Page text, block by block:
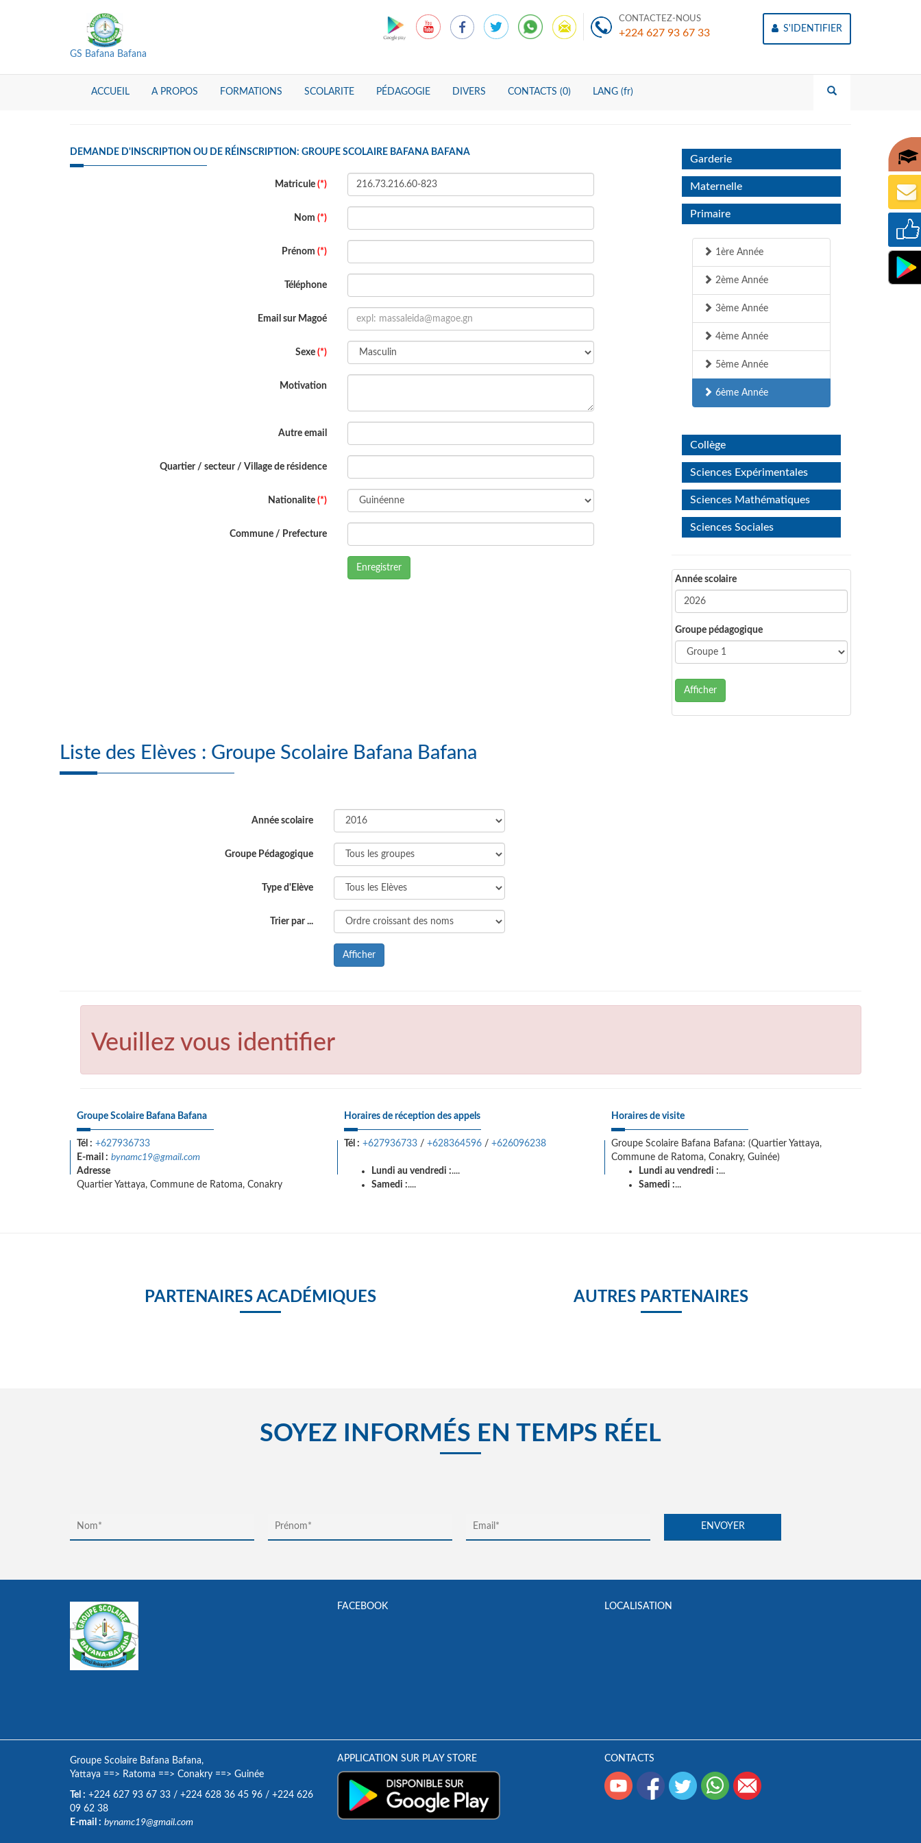
GS Bafana Bafana
CONTACTEZ-NOUS
+224 627 93 67 33 S'IDENTIFIER
ACCUEIL A PROPOS FORMATIONS SCOLARITE PÉDAGOGIE DIVERS CONTACTS (0) LANG (fr)
DEMANDE D'INSCRIPTION OU DE RÉINSCRIPTION: GROUPE SCOLAIRE BAFANA BAFANA
Matricule (*)
Nom (*)
Prénom (*)
Téléphone
Email sur Magoé
Sexe (*)
Motivation
Autre email
Quartier / secteur / Village de résidence
Nationalite (*)
Commune / Prefecture
Enregistrer
Garderie
Maternelle
Primaire
1ère Année
2ème Année
3ème Année
4ème Année
5ème Année
6ème Année
Collège
Sciences Expérimentales
Sciences Mathématiques
Sciences Sociales
Année scolaire
Groupe pédagogique
Afficher
Liste des Elèves : Groupe Scolaire Bafana Bafana
Année scolaire
Groupe Pédagogique
Type d'Elève
Trier par ...
Afficher
Veuillez vous identifier
Groupe Scolaire Bafana Bafana
Tél : +627936733
E-mail : bynamc19@gmail.com
Adresse
Quartier Yattaya, Commune de Ratoma, Conakry
Horaires de réception des appels
Tél : +627936733 / +628364596 / +626096238
Lundi au vendredi :....
Samedi :....
Horaires de visite
Groupe Scolaire Bafana Bafana: (Quartier Yattaya,
Commune de Ratoma, Conakry, Guinée)
Lundi au vendredi :...
Samedi :...
PARTENAIRES ACADÉMIQUES AUTRES PARTENAIRES
SOYEZ INFORMÉS EN TEMPS RÉEL
FACEBOOK LOCALISATION
Groupe Scolaire Bafana Bafana,
Yattaya ==> Ratoma ==> Conakry ==> Guinée
Tel : +224 627 93 67 33 / +224 628 36 45 96 / +224 626
09 62 38
E-mail : bynamc19@gmail.com
APPLICATION SUR PLAY STORE CONTACTS